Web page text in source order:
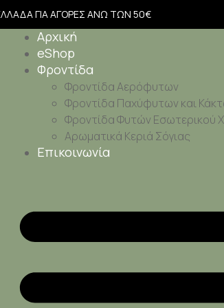
ΓΙΑ ΑΓΟΡΕΣ ΑΝΩ ΤΩΝ 50€
Αρχική
eShop
Φροντίδα
Φροντίδα Αερόφυτων
Φροντίδα Παχύφυτων και
Φροντίδα Φυτών Εσωτερικού
Αρωματικά Κεριά Σόγιας
Επικοινωνία